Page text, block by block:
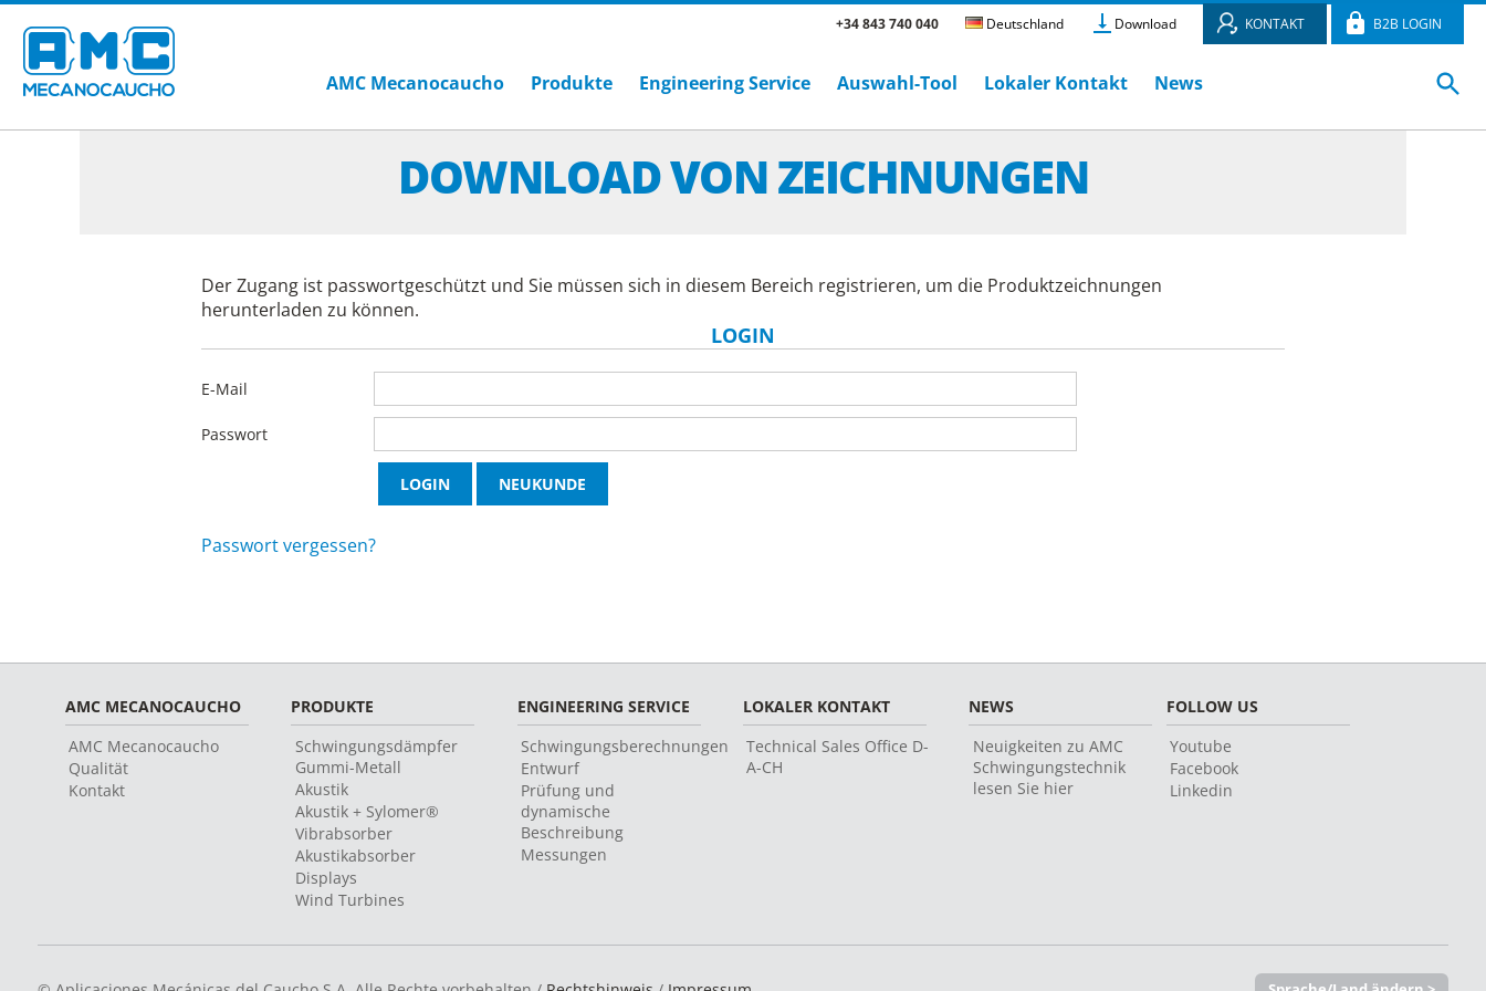
+34 843 740 040 Deutschland Download KONTAKT B2B LOGIN
AMC Mecanocaucho Produkte Engineering Service Auswahl-Tool Lokaler Kontakt News
DOWNLOAD VON ZEICHNUNGEN
Der Zugang ist passwortgeschützt und Sie müssen sich in diesem Bereich registrieren, um die Produktzeichnungen
herunterladen zu können.
LOGIN
E-Mail
Passwort
Passwort vergessen?
AMC MECANOCAUCHO
AMC Mecanocaucho
Qualität
Kontakt
PRODUKTE
Schwingungsdämpfer
Gummi-Metall
Akustik
Akustik + Sylomer®
Vibrabsorber
Akustikabsorber
Displays
Wind Turbines
ENGINEERING SERVICE
Schwingungsberechnungen
Entwurf
Prüfung und
dynamische
Beschreibung
Messungen
LOKALER KONTAKT
Technical Sales Office D-
A-CH
NEWS
Neuigkeiten zu AMC
Schwingungstechnik
lesen Sie hier
FOLLOW US
Youtube
Facebook
Linkedin